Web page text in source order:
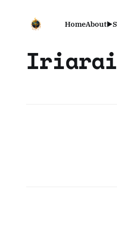
HomeAbout
Iriarai